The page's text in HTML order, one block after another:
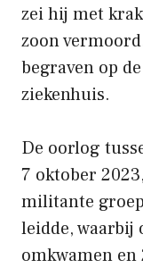
zei hij met
zoon
begraven op
ziekenhuis.
De oorlog
7 oktober
militante
leidde, waarbij
omkwamen en